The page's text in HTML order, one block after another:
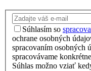
Súhlasím so
ochrane osobných
spracovaním osobných
spracovávame
Súhlas možno vziať